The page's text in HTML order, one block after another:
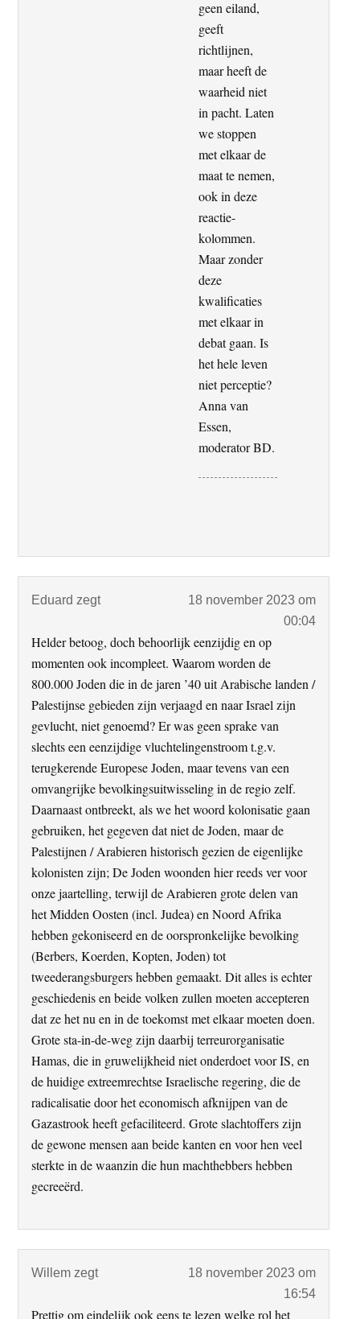
geen eiland,
geeft
richtlijnen,
maar heeft de
waarheid niet
in pacht. Laten
we stoppen
met elkaar de
maat te nemen,
ook in deze
reactie-
kolommen.
Maar zonder
deze
kwalificaties
met elkaar in
debat gaan. Is
het hele leven
niet perceptie?
Anna van
Essen,
moderator BD.
Eduard zegt
18 november 2023 om
00:04
Helder betoog, doch behoorlijk eenzijdig en op
momenten ook incompleet. Waarom worden de
800.000 Joden die in de jaren ’40 uit Arabische landen /
Palestijnse gebieden zijn verjaagd en naar Israel zijn
gevlucht, niet genoemd? Er was geen sprake van
slechts een eenzijdige vluchtelingenstroom t.g.v.
terugkerende Europese Joden, maar tevens van een
omvangrijke bevolkingsuitwisseling in de regio zelf.
Daarnaast ontbreekt, als we het woord kolonisatie gaan
gebruiken, het gegeven dat niet de Joden, maar de
Palestijnen / Arabieren historisch gezien de eigenlijke
kolonisten zijn; De Joden woonden hier reeds ver voor
onze jaartelling, terwijl de Arabieren grote delen van
het Midden Oosten (incl. Judea) en Noord Afrika
hebben gekoniseerd en de oorspronkelijke bevolking
(Berbers, Koerden, Kopten, Joden) tot
tweederangsburgers hebben gemaakt. Dit alles is echter
geschiedenis en beide volken zullen moeten accepteren
dat ze het nu en in de toekomst met elkaar moeten doen.
Grote sta-in-de-weg zijn daarbij terreurorganisatie
Hamas, die in gruwelijkheid niet onderdoet voor IS, en
de huidige extreemrechtse Israelische regering, die de
radicalisatie door het economisch afknijpen van de
Gazastrook heeft gefaciliteerd. Grote slachtoffers zijn
de gewone mensen aan beide kanten en voor hen veel
sterkte in de waanzin die hun machthebbers hebben
gecreeërd.
Willem zegt
18 november 2023 om
16:54
Prettig om eindelijk ook eens te lezen welke rol het